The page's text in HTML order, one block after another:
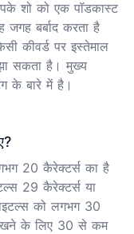
शो को एक पॉडकास्ट
बर्बाद करता है
कीवर्ड पर इस्तेमाल
सकता है। मुख्य
के बारे में है।
20 कैरेक्टर्स का है
29 कैरेक्टर्स या
को लगभग 30
के लिए 30 से कम